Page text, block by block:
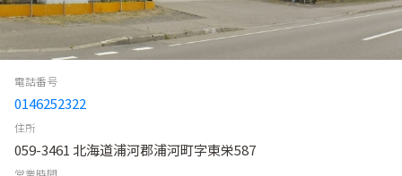
電話番号
0146252322
住所
059-3461 北海道浦河郡浦河町字東栄587